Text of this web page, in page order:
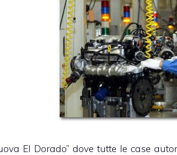
El Dorado” dove tutte le case